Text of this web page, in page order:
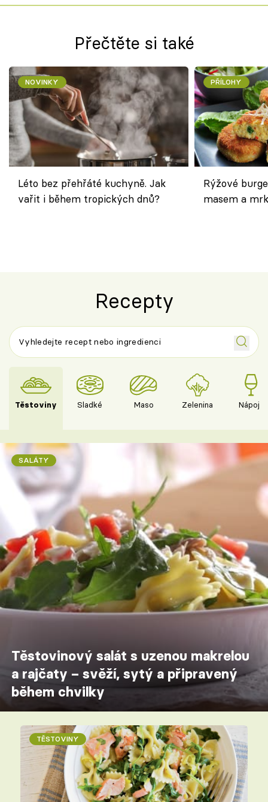
Přečtěte si také
NOVINKY
Léto bez přehřáté kuchyně. Jak
vařit i během tropických dnů?
PŘÍLOHY
Rýžové
masem a
Recepty
Těstoviny Sladké Maso Zelenina Nápoje
SALÁTY
Těstovinový salát s uzenou makrelou
a rajčaty – svěží, sytý a připravený
během chvilky
TĚSTOVINY